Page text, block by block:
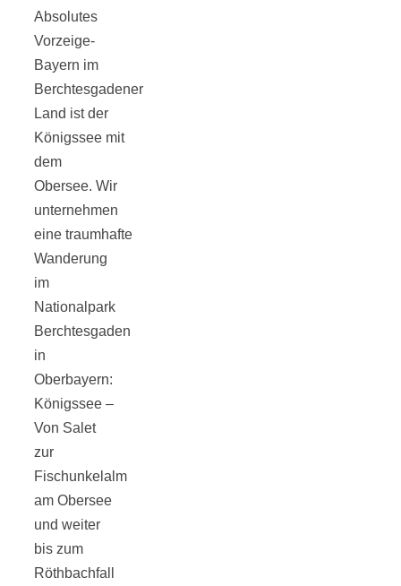
Absolutes
Vorzeige-
Bayern im
Berchtesgadener
Land ist der
Königssee mit
dem
Obersee. Wir
unternehmen
eine traumhafte
Wanderung
im
Nationalpark
Berchtesgaden
in
Oberbayern:
Königssee –
Von Salet
zur
Fischunkelalm
am Obersee
und weiter
bis zum
Röthbachfall